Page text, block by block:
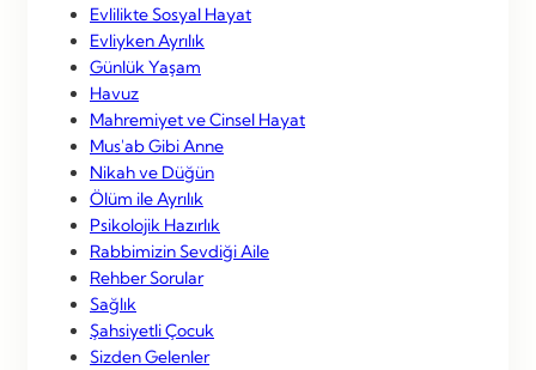
Evlilikte Sosyal Hayat
Evliyken Ayrılık
Günlük Yaşam
Havuz
Mahremiyet ve Cinsel Hayat
Mus'ab Gibi Anne
Nikah ve Düğün
Ölüm ile Ayrılık
Psikolojik Hazırlık
Rabbimizin Sevdiği Aile
Rehber Sorular
Sağlık
Şahsiyetli Çocuk
Sizden Gelenler